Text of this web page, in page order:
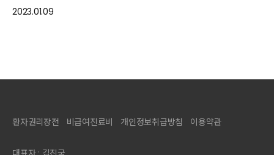
2023.01.09
환자권리장전 비급여진료비 개인정보취급방침 이용약관